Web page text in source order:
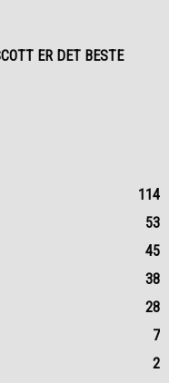
ER DET BESTE
114
53
45
38
28
7
2